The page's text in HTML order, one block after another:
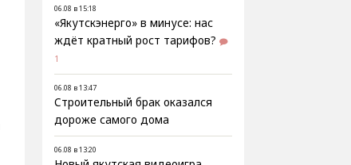
06.08 в 15:18
«Якутскэнерго» в минусе: нас
ждёт кратный рост тарифов?
1
06.08 в 13:47
Строительный брак оказался
дороже самого дома
06.08 в 13:20